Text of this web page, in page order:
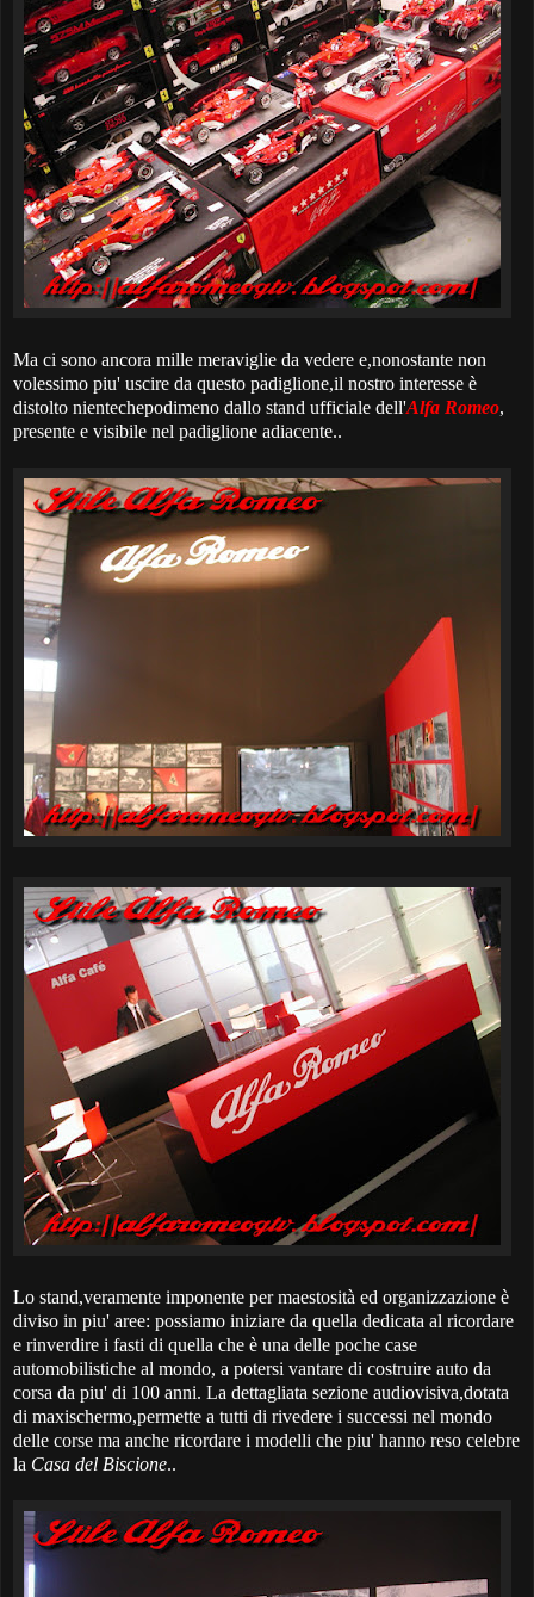
Ma ci sono ancora mille meraviglie da vedere e,nonostante non
volessimo piu' uscire da questo padiglione,il nostro interesse è
distolto nientechepodimeno dallo stand ufficiale dell'Alfa Romeo,
presente e visibile nel padiglione adiacente..
Lo stand,veramente imponente per maestosità ed organizzazione è
diviso in piu' aree: possiamo iniziare da quella dedicata al ricordare
e rinverdire i fasti di quella che è una delle poche case
automobilistiche al mondo, a potersi vantare di costruire auto da
corsa da piu' di 100 anni. La dettagliata sezione audiovisiva,dotata
di maxischermo,permette a tutti di rivedere i successi nel mondo
delle corse ma anche ricordare i modelli che piu' hanno reso celebre
la Casa del Biscione..